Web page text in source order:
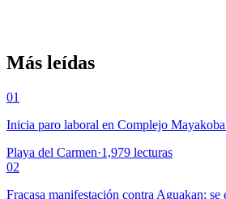
Más leídas
01
Inicia paro laboral en Complejo
Playa del Carmen·1,979 lecturas
02
Fracasa manifestación contra Aguakan; se